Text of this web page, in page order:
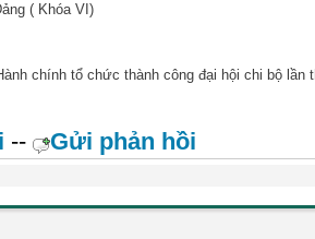
( Khóa VI)
chính tổ chức thành công đại hội chi bộ lần
-- Gửi phản hồi